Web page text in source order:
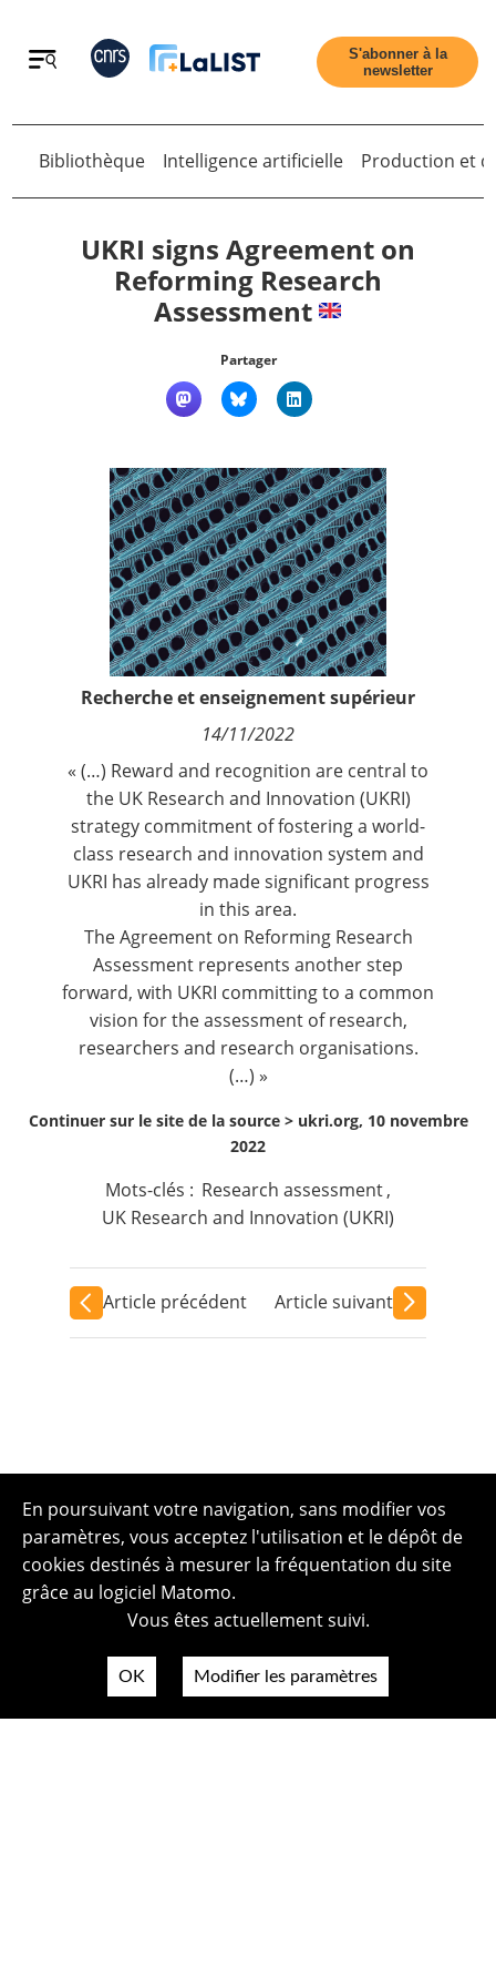
Retour
Nous suivre
S'abonner à la
newsletter
Retour
Bibliothèque Intelligence artificielle Production et
UKRI signs Agreement on
Reforming Research
Assessment
Partager
Recherche et enseignement supérieur
14/11/2022
« (…) Reward and recognition are central to
the UK Research and Innovation (UKRI)
strategy commitment of fostering a world-
class research and innovation system and
UKRI has already madesignificant progress
in this area.
The Agreement on Reforming Research
Assessment represents another step
forward, with UKRI committing to a common
vision for the assessment of research,
researchers and research organisations.
(…) »
Continuer sur le site de la source > ukri.org, 10 novembre
2022
Mots-clés : Research assessment,
UK Research and Innovation (UKRI)
Article précédent Article suivant
En poursuivant votre navigation, sans modifier vos
paramètres, vous acceptez l'utilisation et le dépôt de
cookies destinés à mesurer la fréquentation du site
grâce au logiciel Matomo.
Vous êtes actuellement suivi.
OK Modifier les paramètres